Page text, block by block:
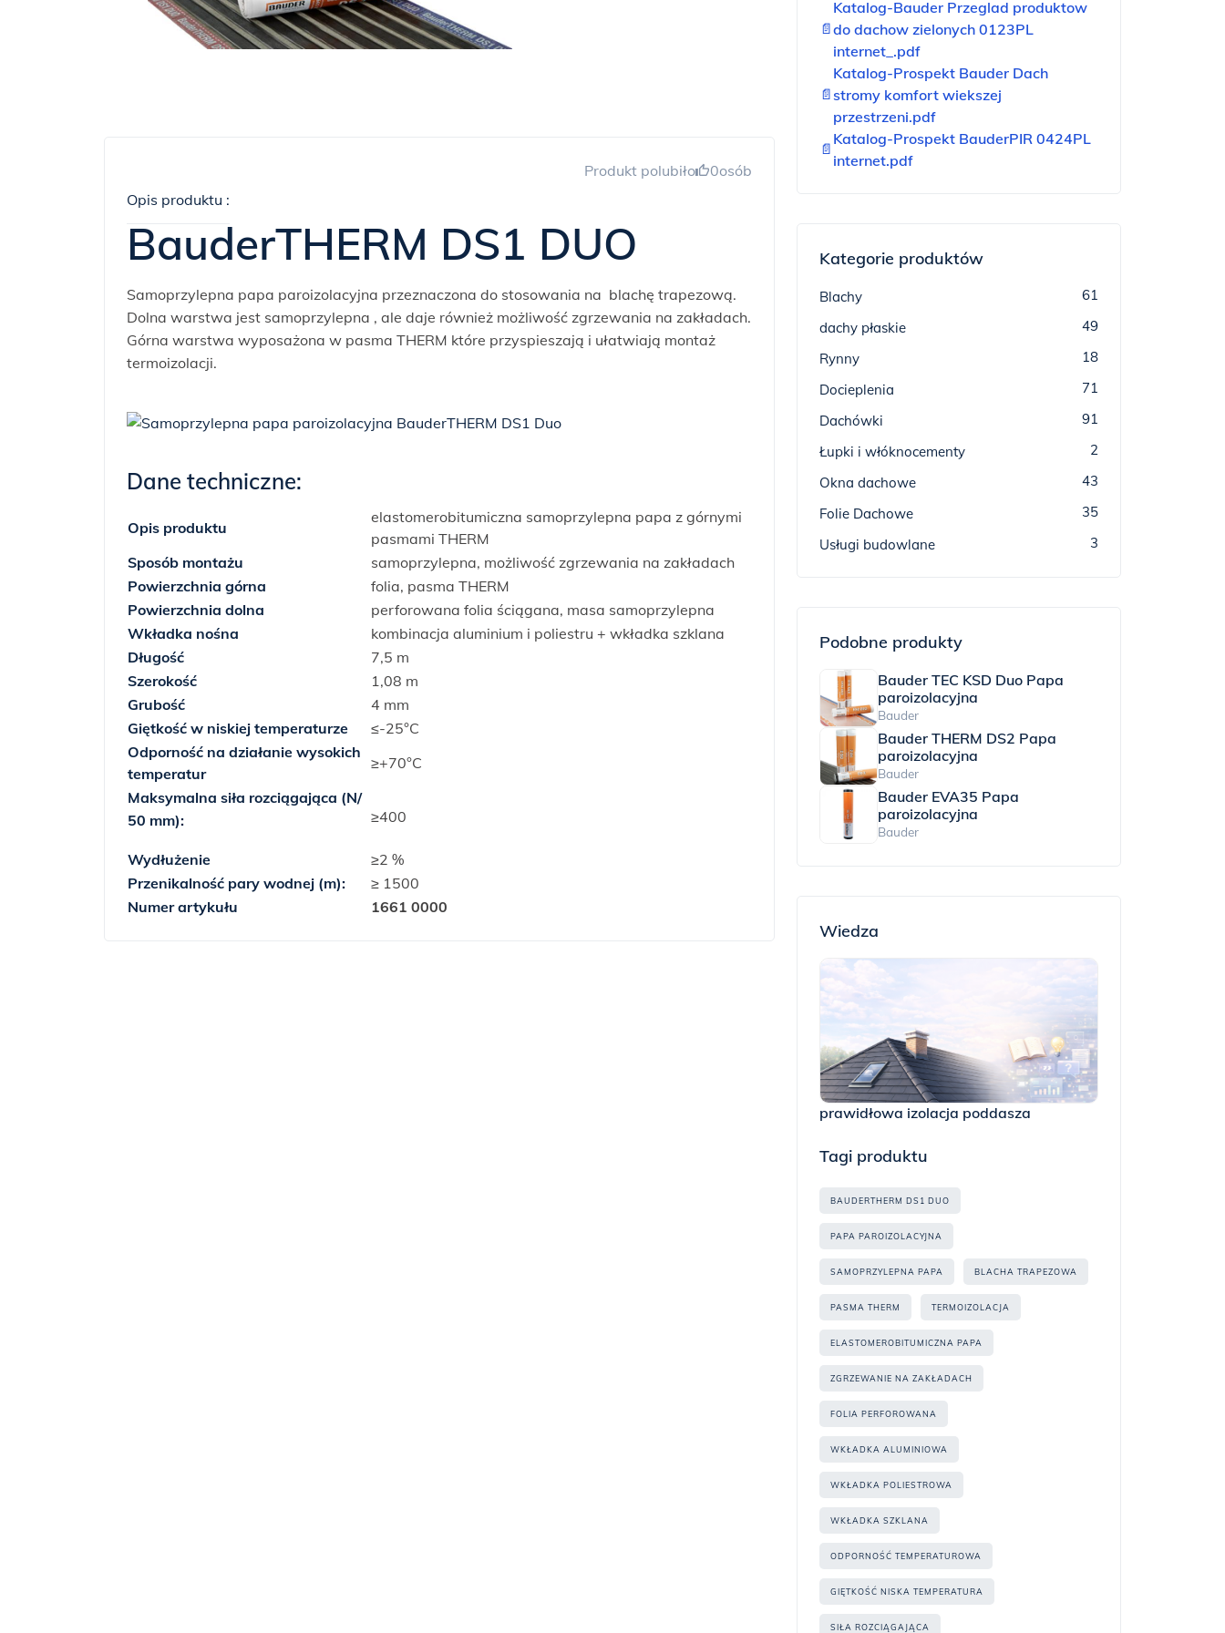
Produkt polubiło 0osób
Opis produktu :
BauderTHERM DS1 DUO
Samoprzylepna papa paroizolacyjna przeznaczona do stosowania na blachę trapezową.
Dolna warstwa jest samoprzylepna , ale daje również możliwość zgrzewania na zakładach.
Górna warstwa wyposażona w pasma THERM które przyspieszają i ułatwiają montaż
termoizolacji.
Dane techniczne:
Opis produktu
elastomerobitumiczna samoprzylepna papa z górnymi
pasmami THERM
Sposób montażu
samoprzylepna, możliwość zgrzewania na zakładach
Powierzchnia górna
folia, pasma THERM
Powierzchnia dolna
perforowana folia ściągana, masa samoprzylepna
Wkładka nośna
kombinacja aluminium i poliestru + wkładka szklana
Długość
7,5 m
Szerokość
1,08 m
Grubość
4 mm
Giętkość w niskiej temperaturze
≤-25°C
Odporność na działanie wysokich
temperatur
≥+70°C
Maksymalna siła rozciągająca (N/
50 mm):
≥400
Wydłużenie
≥2 %
Przenikalność pary wodnej (m):
≥ 1500
Numer artykułu
1661 0000
📄
Katalog-Bauder Przeglad produktow
do dachow zielonych 0123PL
internet_.pdf
📄
Katalog-Prospekt Bauder Dach
stromy komfort wiekszej
przestrzeni.pdf
📄
Katalog-Prospekt BauderPIR 0424PL
internet.pdf
Kategorie produktów
Blachy
61
dachy płaskie
49
Rynny
18
Docieplenia
71
Dachówki
91
Łupki i włóknocementy
2
Okna dachowe
43
Folie Dachowe
35
Usługi budowlane
3
Podobne produkty
Bauder TEC KSD Duo Papa
paroizolacyjna
Bauder
Bauder THERM DS2 Papa
paroizolacyjna
Bauder
Bauder EVA35 Papa
paroizolacyjna
Bauder
Wiedza
prawidłowa izolacja poddasza
Tagi produktu
BAUDERTHERM DS1 DUO
PAPA PAROIZOLACYJNA
SAMOPRZYLEPNA PAPA BLACHA TRAPEZOWA
PASMA THERM TERMOIZOLACJA
ELASTOMEROBITUMICZNA PAPA
ZGRZEWANIE NA ZAKŁADACH
FOLIA PERFOROWANA
WKŁADKA ALUMINIOWA
WKŁADKA POLIESTROWA
WKŁADKA SZKLANA
ODPORNOŚĆ TEMPERATUROWA
GIĘTKOŚĆ NISKA TEMPERATURA
SIŁA ROZCIĄGAJĄCA